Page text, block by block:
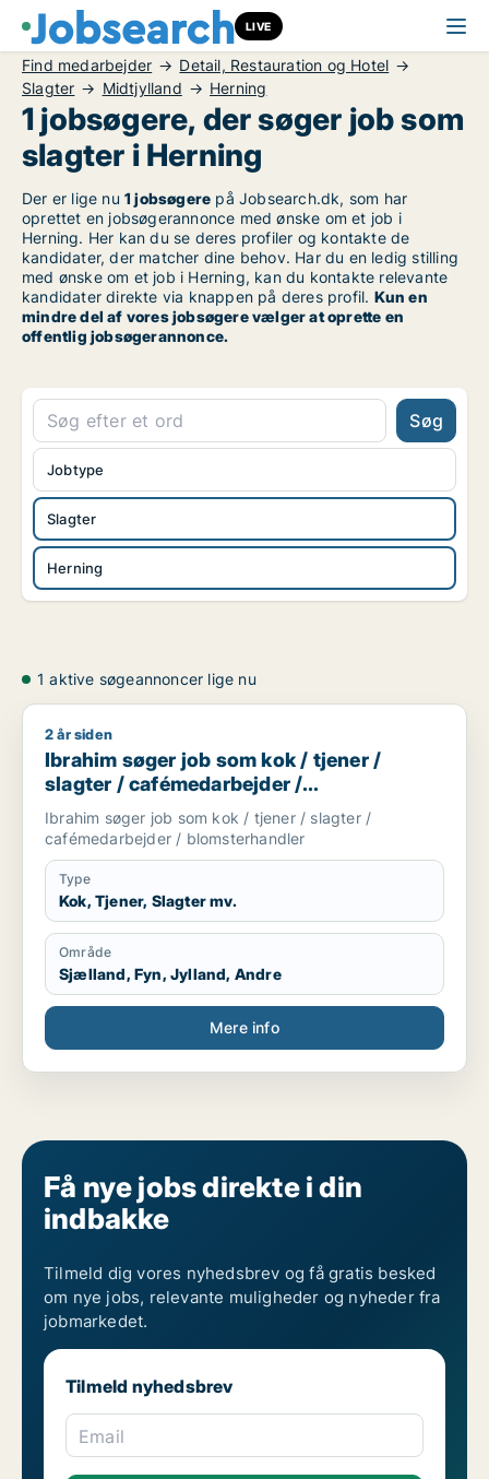
LIVE
Find medarbejder
Detail, Restauration og Hotel
Slagter
Midtjylland Herning
1 jobsøgere, der søger job som
slagter i Herning
Der er lige nu 1 jobsøgere på Jobsearch.dk, som har
oprettet en jobsøgerannonce med ønske om et job i
Herning. Her kan du se deres profiler og kontakte de
kandidater, der matcher dine behov. Har du en ledig stilling
med ønske om et job i Herning, kan du kontakte relevante
kandidater direkte via knappen på deres profil. Kun en
mindre del af vores jobsøgere vælger at oprette en
offentlig jobsøgerannonce.
Søg
Slagter
Herning
Jobtype
1 aktive søgeannoncer lige nu
Ibrahim søger job som kok / tjener / slagter /
2 år siden
Ibrahim søger job som kok / tjener /
slagter / cafémedarbejder /
blomsterhandler
Ibrahim søger job som kok / tjener / slagter /
cafémedarbejder / blomsterhandler
Type
Kok, Tjener, Slagter mv.
Område
Sjælland, Fyn, Jylland, Andre
Mere info
Få nye jobs direkte i din
indbakke
Tilmeld dig vores nyhedsbrev og få gratis besked
om nye jobs, relevante muligheder og nyheder fra
jobmarkedet.
Tilmeld nyhedsbrev
Email